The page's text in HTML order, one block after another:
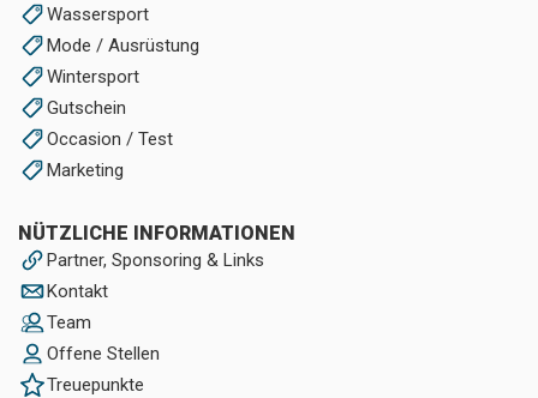
Wassersport
Mode / Ausrüstung
Wintersport
Gutschein
Occasion / Test
Marketing
NÜTZLICHE INFORMATIONEN
Partner, Sponsoring & Links
Kontakt
Team
Offene Stellen
Treuepunkte